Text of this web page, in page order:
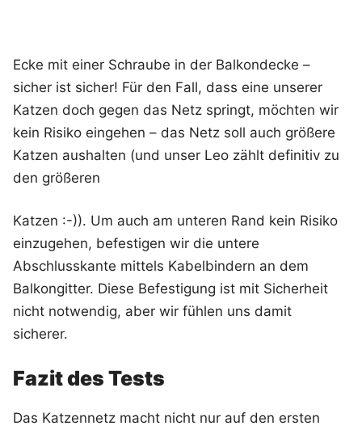
Ecke mit einer Schraube in der Balkondecke –
sicher ist sicher! Für den Fall, dass eine unserer
Katzen doch gegen das Netz springt, möchten wir
kein Risiko eingehen – das Netz soll auch größere
Katzen aushalten (und unser Leo zählt definitiv zu
den größeren
Katzen :-)). Um auch am unteren Rand kein Risiko
einzugehen, befestigen wir die untere
Abschlusskante mittels Kabelbindern an dem
Balkongitter. Diese Befestigung ist mit Sicherheit
nicht notwendig, aber wir fühlen uns damit
sicherer.
Fazit des Tests
Das Katzennetz macht nicht nur auf den ersten